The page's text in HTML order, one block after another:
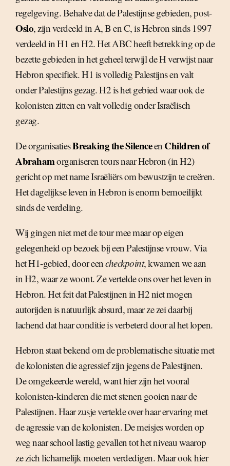
regelgeving. Behalve dat de Palestijnse gebieden, post-
Oslo, zijn verdeeld in A, B en C, is Hebron sinds 1997
verdeeld in H1 en H2. Het ABC heeft betrekking op de
bezette gebieden in het geheel terwijl de H verwijst naar
Hebron specifiek. H1 is volledig Palestijns en valt
onder Palestijns gezag. H2 is het gebied waar ook de
kolonisten zitten en valt volledig onder Israëlisch
gezag.
De organisatiesBreaking the Silenceen Children of
Abrahamorganiseren tours naar Hebron (in H2)
gericht op met name Israëliërs om bewustzijn te creëren.
Het dagelijkse leven in Hebron is enorm bemoeilijkt
sinds de verdeling.
Wij gingen niet met de tour mee maar op eigen
gelegenheid op bezoek bij een Palestijnse vrouw. Via
het H1-gebied, door eencheckpoint, kwamen we aan
in H2, waar ze woont. Ze vertelde ons over het leven in
Hebron. Het feit dat Palestijnen in H2 niet mogen
autorijden is natuurlijk absurd, maar ze zei daarbij
lachend dat haar conditie is verbeterd door al het lopen.
Hebron staat bekend om de problematische situatie met
de kolonisten die agressief zijn jegens de Palestijnen.
De omgekeerde wereld, want hier zijn het vooral
kolonisten-kinderen die met stenen gooien naar de
Palestijnen. Haar zusje vertelde over haar ervaring met
de agressie van de kolonisten. De meisjes worden op
weg naar school lastig gevallen tot het niveau waarop
ze zich lichamelijk moeten verdedigen. Maar ook hier